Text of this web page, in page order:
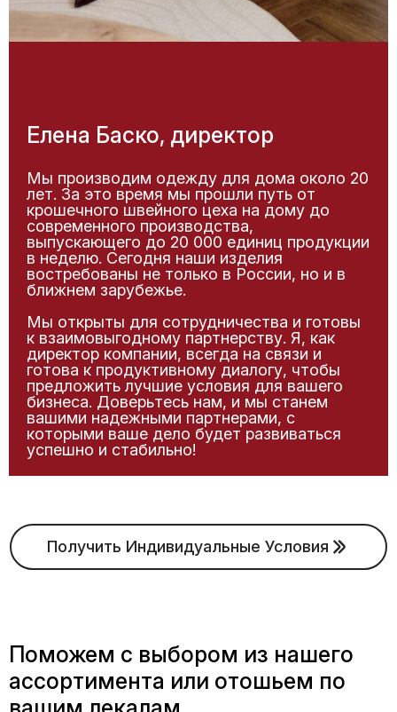
Елена Баско, директор
Мы производим одежду для дома около 20
лет. За это время мы прошли путь от
крошечного швейного цеха на дому до
современного производства,
выпускающего до 20 000 единиц продукции
в неделю. Сегодня наши изделия
востребованы не только в России, но и в
ближнем зарубежье.
Мы открыты для сотрудничества и готовы
к взаимовыгодному партнерству. Я, как
директор компании, всегда на связи и
готова к продуктивному диалогу, чтобы
предложить лучшие условия для вашего
бизнеса. Доверьтесь нам, и мы станем
вашими надежными партнерами, с
которыми ваше дело будет развиваться
успешно и стабильно!
Получить Индивидуальные Условия
Поможем с выбором из нашего
ассортимента или отошьем по